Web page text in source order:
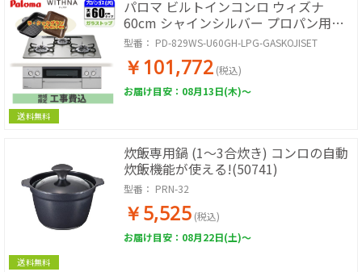
送料無料
パロマ ビルトインコンロ ウィズナ
60cm シャインシルバー プロパン用
【日本製】台数限定!!ラ・クックグラン
サービス!【標準工事費込み】 PD-
829WS-U60GH-LPG-GASKOJISET
型番： PD-829WS-U60GH-LPG-GASKOJISET
￥101,772 (税込)
お届け目安：08月13日(木)～
送料無料
炊飯専用鍋 (1～3合炊き) コンロの自動
炊飯機能が使える!(50741)
型番： PRN-32
￥5,525 (税込)
お届け目安：08月22日(土)～